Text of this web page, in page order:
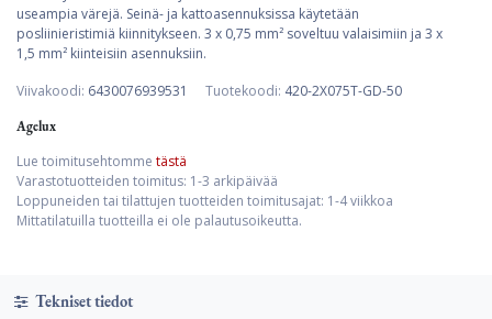
useampia värejä. Seinä- ja kattoasennuksissa käytetään
posliinieristimiä kiinnitykseen. 3 x 0,75 mm² soveltuu valaisimiin ja 3 x
1,5 mm² kiinteisiin asennuksiin.
Viivakoodi: 6430076939531 Tuotekoodi: 420-2X075T-GD-50
Agelux
Lue toimitusehtomme tästä
Varastotuotteiden toimitus: 1-3 arkipäivää
Loppuneiden tai tilattujen tuotteiden toimitusajat: 1-4 viikkoa
Mittatilatuilla tuotteilla ei ole palautusoikeutta.
Tekniset tiedot